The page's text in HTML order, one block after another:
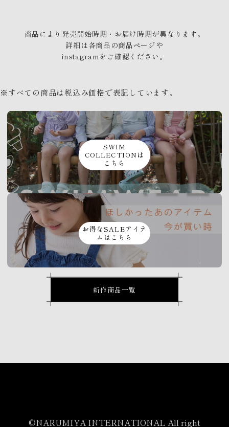
商品により発売開始時期・お届け時期が異なります。
詳細は各商品の商品ページや
instagramをご確認ください。
※すべての商品は税込み価格で表記しています。
SWIM
COLLECTIONは
こちら
お得なSALEアイテ
ムはこちら
新作商品一覧
©NARUMIYA INTERNATIONAL All right